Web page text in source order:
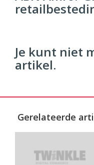
9654
Je kunt niet
artikel.
Gerelateerde